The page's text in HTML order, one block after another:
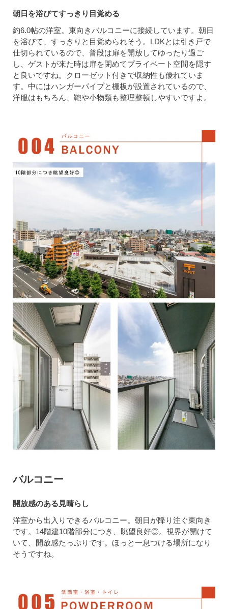
朝日を浴びてすっきり目覚める
約6.0帖の洋室。東向きバルコニーに接続しています。朝日
を浴びて、すっきりと目覚められそう。LDKとは引き戸で
仕切られているので、普段は扉を開放してゆったり過ご
し、ゲストが来た時は扉を閉めてプライベート空間を隠す
と良いですね。クローゼット付きで収納性も優れていま
す。中にはハンガーパイプと棚板が設置されているので、
洋服はもちろん、鞄や小物類も整理整頓しやすいですよ。
バルコニー
開放感のある見晴らし
洋室から出入りできるバルコニー。朝日が降り注ぐ東向き
です。14階建10階部分につき、眺望良好◎。視界が開けて
いて、開放感たっぷりです。ほっと一息つける場所になり
そうですね。